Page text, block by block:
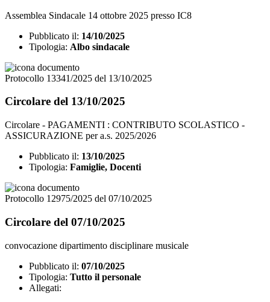
Assemblea Sindacale 14 ottobre 2025 presso IC8
Pubblicato il: 14/10/2025
Tipologia: Albo sindacale
Protocollo 13341/2025 del 13/10/2025
Circolare del 13/10/2025
Circolare - PAGAMENTI : CONTRIBUTO SCOLASTICO -
ASSICURAZIONE per a.s. 2025/2026
Pubblicato il: 13/10/2025
Tipologia: Famiglie, Docenti
Protocollo 12975/2025 del 07/10/2025
Circolare del 07/10/2025
convocazione dipartimento disciplinare musicale
Pubblicato il: 07/10/2025
Tipologia: Tutto il personale
Allegati: